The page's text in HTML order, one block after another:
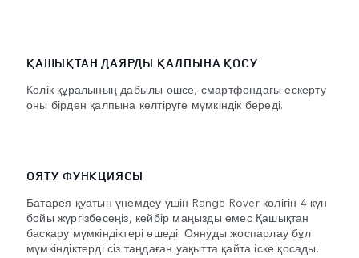
ҚАШЫҚТАН ДАЯРДЫ ҚАЛПЫНА ҚОСУ
Көлік құралының дабылы өшсе, смартфондағы ескерту
оны бірден қалпына келтіруге мүмкіндік береді.
ОЯТУ ФУНКЦИЯСЫ
Батарея қуатын үнемдеу үшін Range Rover көлігін 4 күн
бойы жүргізбесеңіз, кейбір маңызды емес Қашықтан
басқару мүмкіндіктері өшеді. Оянуды жоспарлау бұл
мүмкіндіктерді сіз таңдаған уақытта қайта іске қосады.